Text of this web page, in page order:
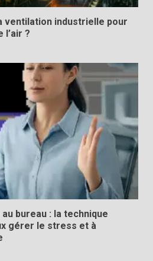
ventilation industrielle pour
l’air ?
bureau : la technique
gérer le stress et à